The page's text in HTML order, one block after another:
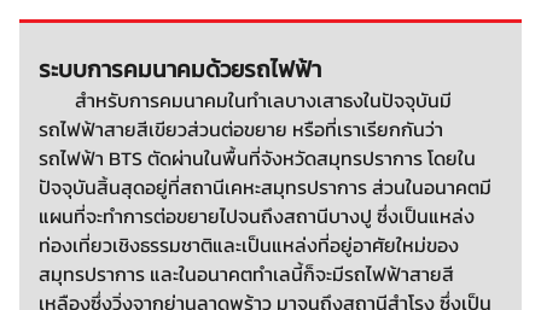
ระบบการคมนาคมด้วยรถไฟฟ้า
สำหรับการคมนาคมในทำเลบางเสาธงในปัจจุบันมี
รถไฟฟ้าสายสีเขียวส่วนต่อขยาย หรือที่เราเรียกกันว่า
รถไฟฟ้า BTS ตัดผ่านในพื้นที่จังหวัดสมุทรปราการ โดยใน
ปัจจุบันสิ้นสุดอยู่ที่สถานีเคหะสมุทรปราการ ส่วนในอนาคตมี
แผนที่จะทำการต่อขยายไปจนถึงสถานีบางปู ซึ่งเป็นแหล่ง
ท่องเที่ยวเชิงธรรมชาติและเป็นแหล่งที่อยู่อาศัยใหม่ของ
สมุทรปราการ และในอนาคตทำเลนี้ก็จะมีรถไฟฟ้าสายสี
เหลืองซึ่งวิ่งจากย่านลาดพร้าว มาจนถึงสถานีสำโรง ซึ่งเป็น